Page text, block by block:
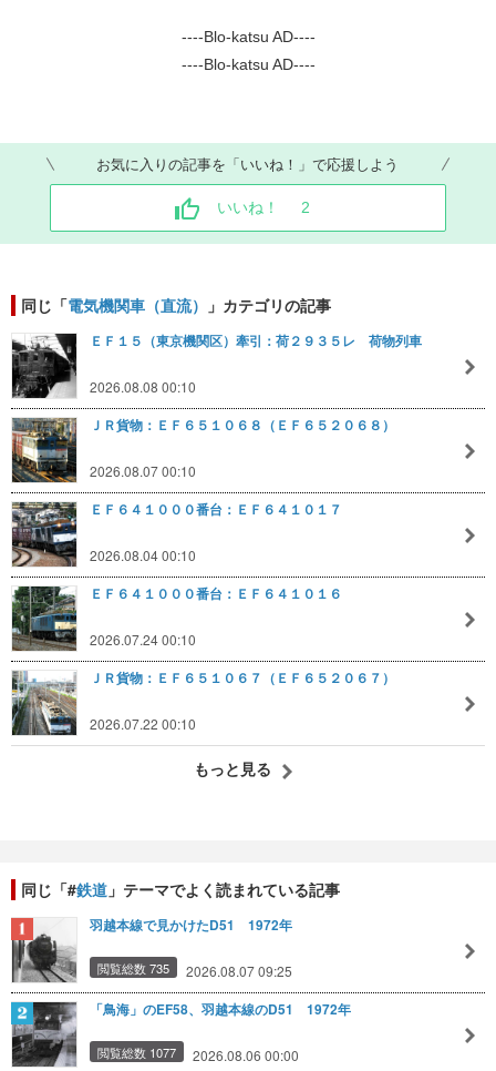
----Blo-katsu AD----
----Blo-katsu AD----
お気に入りの記事を「いいね！」で応援しよう
いいね！ 2
同じ「電気機関車（直流） 」カテゴリの記事
ＥＦ１５（東京機関区）牽引：荷２９３５レ 荷物列車
2026.08.08 00:10
ＪＲ貨物：ＥＦ６５１０６８（ＥＦ６５２０６８）
2026.08.07 00:10
ＥＦ６４１０００番台：ＥＦ６４１０１７
2026.08.04 00:10
ＥＦ６４１０００番台：ＥＦ６４１０１６
2026.07.24 00:10
ＪＲ貨物：ＥＦ６５１０６７（ＥＦ６５２０６７）
2026.07.22 00:10
もっと見る
同じ「#鉄道 」テーマでよく読まれている記事
羽越本線で見かけたD51 1972年
閲覧総数 735 2026.08.07 09:25
「鳥海」のEF58、羽越本線のD51 1972年
閲覧総数 1077 2026.08.06 00:00